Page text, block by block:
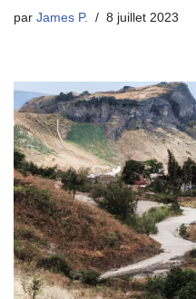
par James P. 8 juillet 2023